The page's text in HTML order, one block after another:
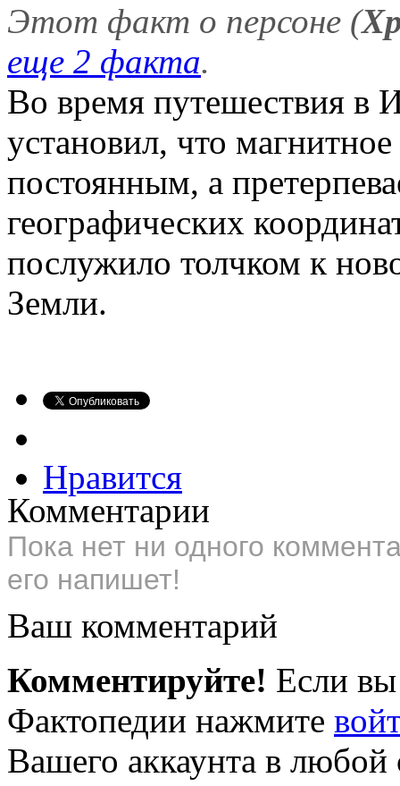
Этот факт о персоне (
еще 2 факта.
Во время путешествия
установил, что
постоянным, а
географических
послужило толчком к
Земли.
Нравится
Комментарии
Пока нет ни одного
его напишет!
Ваш комментарий
Комментируйте! Если вы
Фактопедии нажмите
Вашего аккаунта в любой